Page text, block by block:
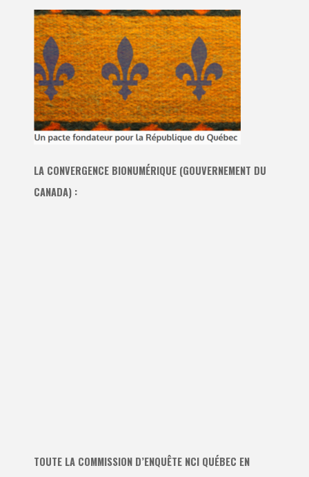
LA CONVERGENCE BIONUMÉRIQUE (GOUVERNEMENT DU
CANADA) :
TOUTE LA COMMISSION D’ENQUÊTE NCI QUÉBEC EN